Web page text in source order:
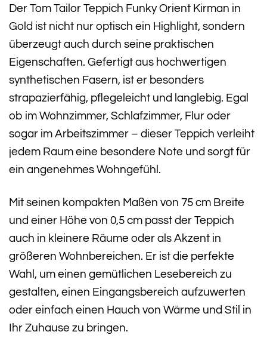
Der Tom Tailor Teppich Funky Orient Kirman in
Gold ist nicht nur optisch ein Highlight, sondern
überzeugt auch durch seine praktischen
Eigenschaften. Gefertigt aus hochwertigen
synthetischen Fasern, ist er besonders
strapazierfähig, pflegeleicht und langlebig. Egal
ob im Wohnzimmer, Schlafzimmer, Flur oder
sogar im Arbeitszimmer – dieser Teppich verleiht
jedem Raum eine besondere Note und sorgt für
ein angenehmes Wohngefühl.
Mit seinen kompakten Maßen von 75 cm Breite
und einer Höhe von 0,5 cm passt der Teppich
auch in kleinere Räume oder als Akzent in
größeren Wohnbereichen. Er ist die perfekte
Wahl, um einen gemütlichen Lesebereich zu
gestalten, einen Eingangsbereich aufzuwerten
oder einfach einen Hauch von Wärme und Stil in
Ihr Zuhause zu bringen.